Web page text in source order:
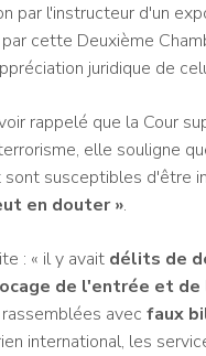
par l'instructeur d'un
cette Deuxième
juridique de
rappelé que la Cour
elle souligne
susceptibles d'être
en douter ».
: « il y avait délits de
de l'entrée et
avec faux
international, les